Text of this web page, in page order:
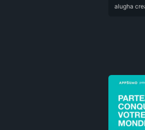
DEU ENG
alugha